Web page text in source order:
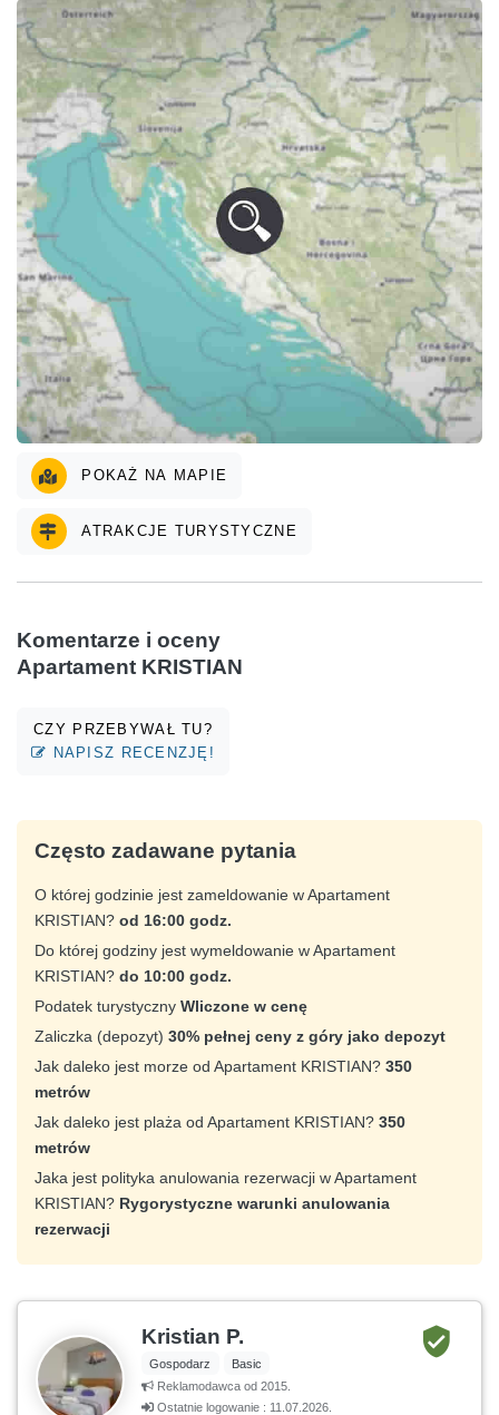
POKAŻ NA MAPIE
ATRAKCJE TURYSTYCZNE
Komentarze i oceny
Apartament KRISTIAN
CZY PRZEBYWAŁ TU?
NAPISZ RECENZJĘ!
Często zadawane pytania
O której godzinie jest zameldowanie w Apartament
KRISTIAN? od 16:00 godz.
Do której godziny jest wymeldowanie w Apartament
KRISTIAN? do 10:00 godz.
Podatek turystyczny Wliczone w cenę
Zaliczka (depozyt) 30% pełnej ceny z góry jako depozyt
Jak daleko jest morze od Apartament KRISTIAN? 350
metrów
Jak daleko jest plaża od Apartament KRISTIAN? 350
metrów
Jaka jest polityka anulowania rezerwacji w Apartament
KRISTIAN? Rygorystyczne warunki anulowania
rezerwacji
Kristian P.
Gospodarz
Basic
Reklamodawca od 2015.
Ostatnie logowanie : 11.07.2026.